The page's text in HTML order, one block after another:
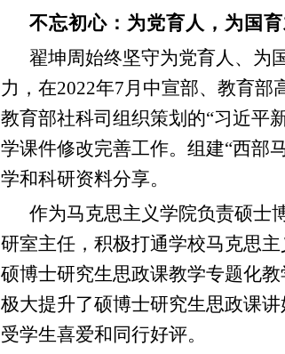
不忘初心：为党育人，为国
翟坤周始终坚守为党育人、为
力，在2022年7月中宣部、教育
教育部社科司组织策划的“习近平
学课件修改完善工作。组建“西部
学和科研资料分享。
作为马克思主义学院负责硕士
研室主任，积极打通学校马克思
硕博士研究生思政课教学专题化
极大提升了硕博士研究生思政课
受学生喜爱和同行好评。